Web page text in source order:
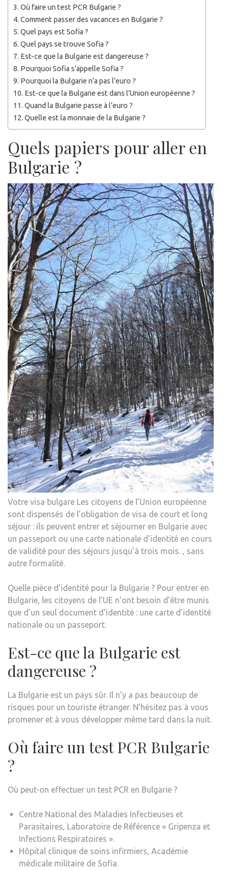
Où faire un test PCR Bulgarie ?
Comment passer des vacances en Bulgarie ?
Quel pays est Sofia ?
Quel pays se trouve Sofia ?
Est-ce que la Bulgarie est dangereuse ?
Pourquoi Sofia s’appelle Sofia ?
Pourquoi la Bulgarie n’a pas l’euro ?
Est-ce que la Bulgarie est dans l’Union européenne ?
Quand la Bulgarie passe à l’euro ?
Quelle est la monnaie de la Bulgarie ?
Quels papiers pour aller en
Bulgarie ?
Votre visa bulgare Les citoyens de l’Union européenne
sont dispensés de l’obligation de visa de court et long
séjour : ils peuvent entrer et séjourner en Bulgarie avec
un passeport ou une carte nationale d’identité en cours
de validité pour des séjours jusqu’à trois mois. , sans
autre formalité.
Quelle pièce d’identité pour la Bulgarie ? Pour entrer en
Bulgarie, les citoyens de l’UE n’ont besoin d’être munis
que d’un seul document d’identité : une carte d’identité
nationale ou un passeport.
Est-ce que la Bulgarie est
dangereuse ?
La Bulgarie est un pays sûr. Il n’y a pas beaucoup de
risques pour un touriste étranger. N’hésitez pas à vous
promener et à vous développer même tard dans la nuit.
Où faire un test PCR Bulgarie
?
Où peut-on effectuer un test PCR en Bulgarie ?
Centre National des Maladies Infectieuses et
Parasitaires, Laboratoire de Référence « Gripenza et
Infections Respiratoires ».
Hôpital clinique de soins infirmiers, Académie
médicale militaire de Sofia.